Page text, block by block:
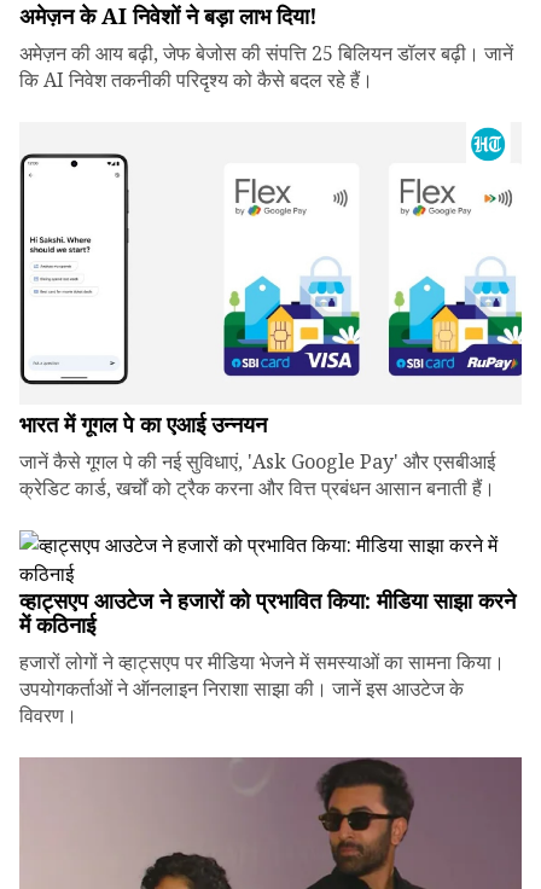
अमेज़न के AI निवेशों ने बड़ा लाभ दिया!
अमेज़न की आय बढ़ी, जेफ बेजोस की संपत्ति 25 बिलियन डॉलर बढ़ी। जानें
कि AI निवेश तकनीकी परिदृश्य को कैसे बदल रहे हैं।
भारत में गूगल पे का एआई उन्नयन
जानें कैसे गूगल पे की नई सुविधाएं, 'Ask Google Pay' और एसबीआई
क्रेडिट कार्ड, खर्चों को ट्रैक करना और वित्त प्रबंधन आसान बनाती हैं।
व्हाट्सएप आउटेज ने हजारों को प्रभावित किया: मीडिया साझा करने
में कठिनाई
हजारों लोगों ने व्हाट्सएप पर मीडिया भेजने में समस्याओं का सामना किया।
उपयोगकर्ताओं ने ऑनलाइन निराशा साझा की। जानें इस आउटेज के
विवरण।